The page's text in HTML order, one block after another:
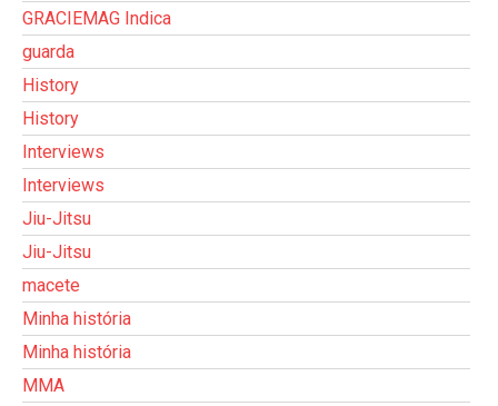
GRACIEMAG Indica
guarda
History
History
Interviews
Interviews
Jiu-Jitsu
Jiu-Jitsu
macete
Minha história
Minha história
MMA